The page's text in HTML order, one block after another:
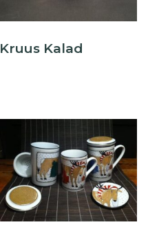
Kruus Kalad